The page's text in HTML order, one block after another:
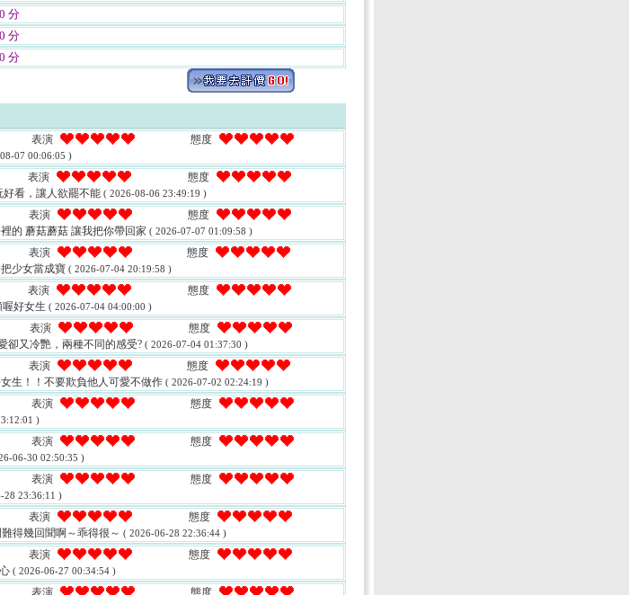
分
分
分
表演 態度
07 00:06:05 )
表演 態度
好看，讓人欲罷不能 ( 2026-08-06 23:49:19 )
表演 態度
的 蘑菇蘑菇 讓我把你帶回家 ( 2026-07-07 01:09:58 )
表演 態度
少女當成寶 ( 2026-07-04 20:19:58 )
表演 態度
喔好女生 ( 2026-07-04 04:00:00 )
表演 態度
卻又冷艷，兩種不同的感受? ( 2026-07-04 01:37:30 )
表演 態度
生！！不要欺負他人可愛不做作 ( 2026-07-02 02:24:19 )
表演 態度
)
表演 態度
06-30 02:50:35 )
表演 態度
28 23:36:11 )
表演 態度
得幾回聞啊～乖得很～ ( 2026-06-28 22:36:44 )
表演 態度
( 2026-06-27 00:34:54 )
表演 態度